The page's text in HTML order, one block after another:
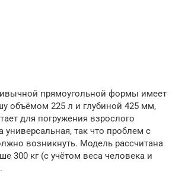
прямоугольной формы имеет
объёмом 225 л и глубиной 425 мм,
для погружения взрослого
универсальная, так что проблем с
возникнуть. Модель рассчитана
300 кг (с учётом веса человека и